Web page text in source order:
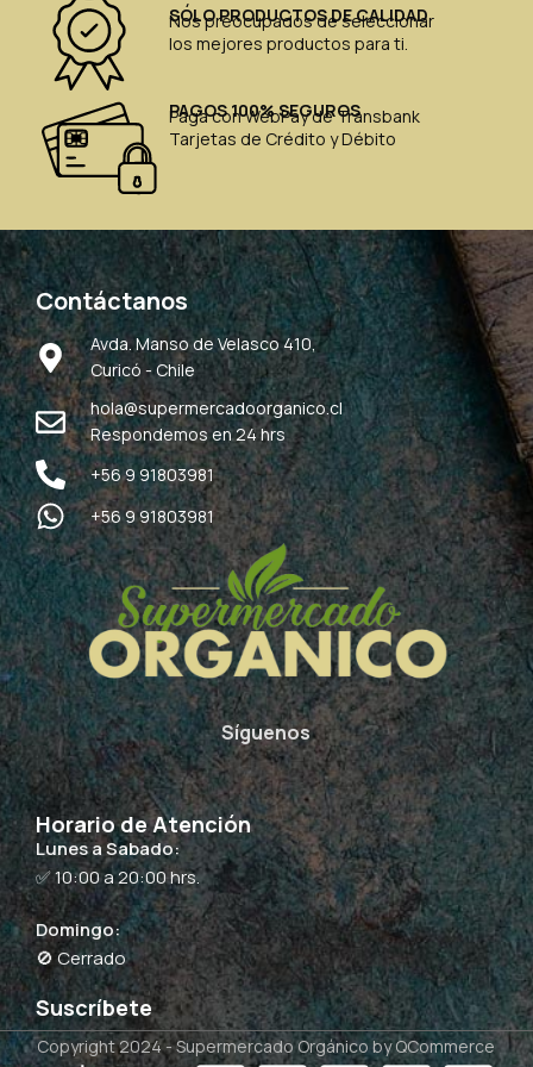
SÓLO PRODUCTOS DE CALIDAD
Nos preocupados de seleccionar
los mejores productos para ti.
PAGOS 100% SEGUROS
Paga con WebPay de Transbank
Tarjetas de Crédito y Débito
Contáctanos
Avda. Manso de Velasco 410,
Curicó - Chile
hola@supermercadoorganico.cl
Respondemos en 24 hrs
+56 9 91803981
+56 9 91803981
Síguenos
Horario de Atención
Lunes a Sabado:
✅ 10:00 a 20:00 hrs.
Domingo:
🚫 Cerrado
Suscríbete
Copyright 2024 -Supermercado Orgánico by QCommerce